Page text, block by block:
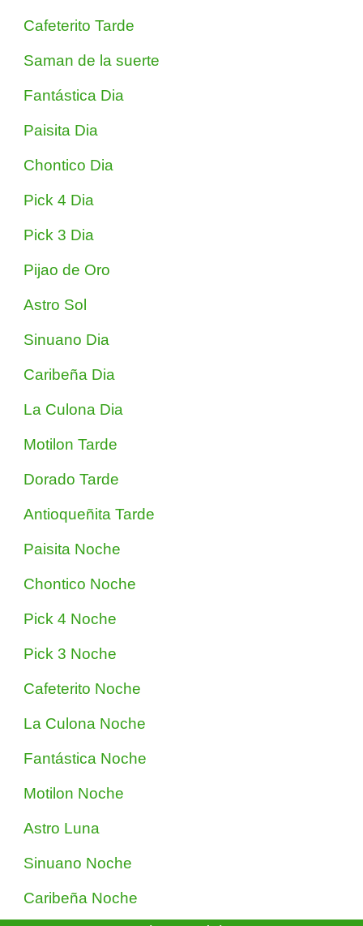
Cafeterito Tarde
Saman de la suerte
Fantástica Dia
Paisita Dia
Chontico Dia
Pick 4 Dia
Pick 3 Dia
Pijao de Oro
Astro Sol
Sinuano Dia
Caribeña Dia
La Culona Dia
Motilon Tarde
Dorado Tarde
Antioqueñita Tarde
Paisita Noche
Chontico Noche
Pick 4 Noche
Pick 3 Noche
Cafeterito Noche
La Culona Noche
Fantástica Noche
Motilon Noche
Astro Luna
Sinuano Noche
Caribeña Noche